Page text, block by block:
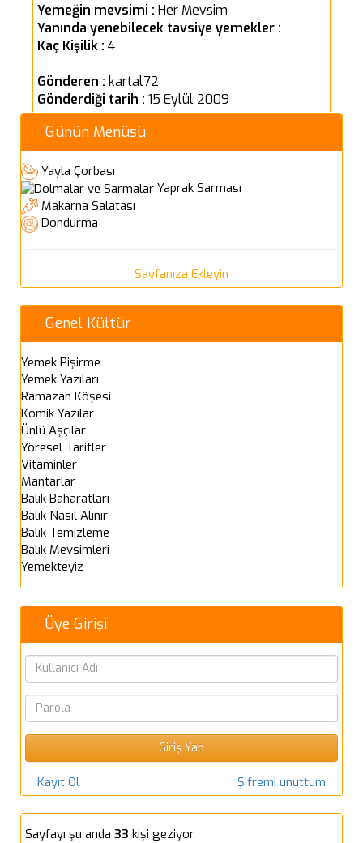
Yemeğin mevsimi : Her Mevsim
Yanında yenebilecek tavsiye yemekler :
Kaç Kişilik : 4
Gönderen : kartal72
Gönderdiği tarih : 15 Eylül 2009
Günün Menüsü
Yayla Çorbası
Yaprak Sarması
Makarna Salatası
Dondurma
Sayfanıza Ekleyin
Genel Kültür
Yemek Pişirme
Yemek Yazıları
Ramazan Köşesi
Komik Yazılar
Ünlü Aşçılar
Yöresel Tarifler
Vitaminler
Mantarlar
Balık Baharatları
Balık Nasıl Alınır
Balık Temizleme
Balık Mevsimleri
Yemekteyiz
Üye Girişi
Kayıt Ol Şifremi unuttum
Sayfayı şu anda 33 kişi geziyor